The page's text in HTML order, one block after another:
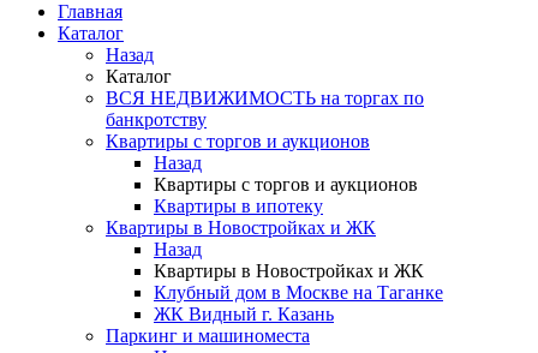
Главная
Каталог
Назад
Каталог
ВСЯ НЕДВИЖИМОСТЬ на торгах по
банкротству
Квартиры с торгов и аукционов
Назад
Квартиры с торгов и аукционов
Квартиры в ипотеку
Квартиры в Новостройках и ЖК
Назад
Квартиры в Новостройках и ЖК
Клубный дом в Москве на Таганке
ЖК Видный г. Казань
Паркинг и машиноместа